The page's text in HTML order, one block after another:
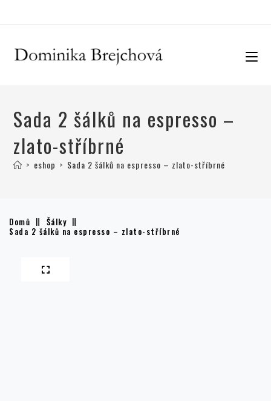
Sada 2 šálků na espresso –
zlato-stříbrné
> eshop > Sada 2 šálků na espresso – zlato-stříbrné
Domů
Šálky
Sada 2 šálků na espresso – zlato-stříbrné